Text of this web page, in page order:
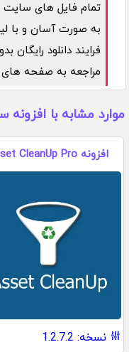
تمام فایل های سایت
به صورت آسان و با
فرایند دانلود
مراجعه به صفحه
موارد مشابه با
افزونه Asset CleanUp Pro
نسخه: 1.2.7.2